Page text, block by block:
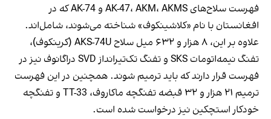
فهرست سلاح‌های AK-47، AKM، AKMS و AK-74 که در
افغانستان با نام «کلاشینکوف» شناخته می‌شوند، شامل‌اند.
علاوه بر این، ۸ هزار و ۶۳۲ میل سلاح AKS-74U (کرینکوف)،
تفنگ نیمه‌اتومات SKS و تفنگ تک‌تیرانداز SVD دراگانوف نیز در
فهرست قرار دارند که باید ترمیم شوند. همچنین در این فهرست
ترمیم ۲۱ هزار و ۳۲ قبضه تفنگچه ماکاروف، TT-33 و تفنگچه
خودکار استچکین نیز درخواست شده است.